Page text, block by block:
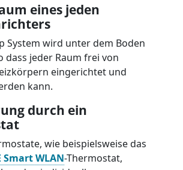
eines jeden
System wird unter dem Boden
dass jeder Raum frei von
eingerichtet und
kann.
durch ein
wie beispielsweise das
Smart WLAN-Thermostat,